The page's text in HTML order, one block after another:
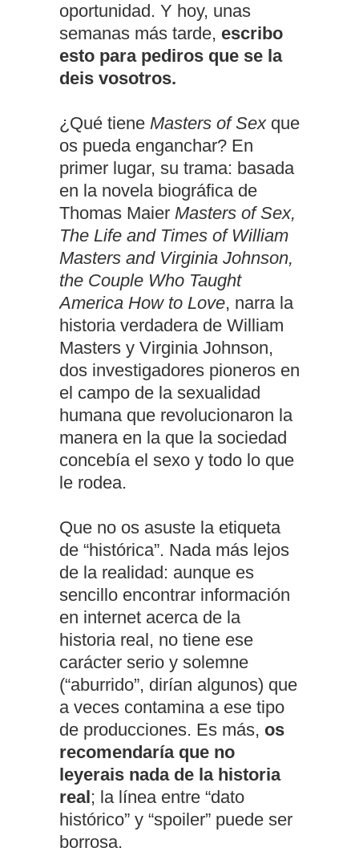
oportunidad. Y hoy, unas
semanas más tarde, escribo
esto para pediros que se la
deis vosotros.
¿Qué tiene Masters of Sexque
os pueda enganchar? En
primer lugar, su trama: basada
en la novela biográfica de
Thomas Maier Masters of Sex,
The Life and Times of William
Masters and Virginia Johnson,
the Couple Who Taught
America How to Love, narra la
historia verdadera de William
Masters y Virginia Johnson,
dos investigadores pioneros en
el campo de la sexualidad
humana que revolucionaron la
manera en la que la sociedad
concebía el sexo y todo lo que
le rodea.
Que no os asuste la etiqueta
de “histórica”. Nada más lejos
de la realidad: aunque es
sencillo encontrar información
en internet acerca de la
historia real, no tiene ese
carácter serio y solemne
(“aburrido”, dirían algunos) que
a veces contamina a ese tipo
de producciones. Es más, os
recomendaría que no
leyerais nada de la historia
real ; la línea entre “dato
histórico” y “spoiler” puede ser
borrosa.